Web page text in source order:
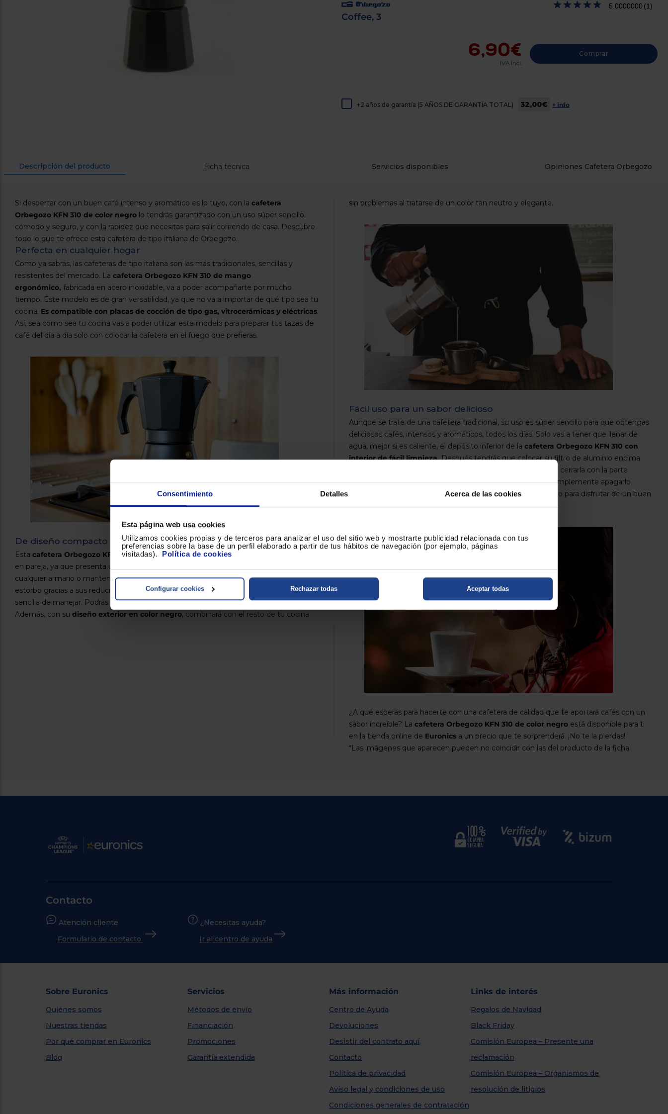
Consentimiento Detalles Acerca de las cookies
Esta página web usa cookies
Utilizamos cookies propias y de terceros para analizar el uso del sitio web y mostrarte publicidad relacionada con tus
preferencias sobre la base de un perfil elaborado a partir de tus hábitos de navegación (por ejemplo, páginas
visitadas). Política de cookies
Rechazar todas
Configurar cookies Aceptar todas
de
dispositivos
táctiles
5.0000000 (1)
Coffee, 3
6,90€
IVA Incl.
Comprar
+2 años de garantía (5 AÑOS DE GARANTÍA TOTAL) 32,00€ + info
Descripción del producto Ficha técnica Servicios disponibles Opiniones Cafetera Orbegozo
Si despertar con un buen café intenso y aromático es lo tuyo, con la cafetera
Orbegozo KFN 310 de color negro lo tendrás garantizado con un uso súper sencillo,
cómodo y seguro, y con la rapidez que necesitas para salir corriendo de casa. Descubre
todo lo que te ofrece esta cafetera de tipo italiana de Orbegozo.
Perfecta en cualquier hogar
Como ya sabrás, las cafeteras de tipo italiana son las más tradicionales, sencillas y
resistentes del mercado. La cafetera Orbegozo KFN 310 de mango
ergonómico, fabricada en acero inoxidable, va a poder acompañarte por mucho
tiempo. Este modelo es de gran versatilidad, ya que no va a importar de qué tipo sea tu
cocina. Es compatible con placas de cocción de tipo gas, vitrocerámicas y eléctricas.
Así, sea como sea tu cocina vas a poder utilizar este modelo para preparar tus tazas de
café del día a día solo con colocar la cafetera en el fuego que prefieras.
De diseño compacto y elegante
Esta cafetera Orbegozo KFN 310 con válvula de seguridades perfecta si vives solo o
en pareja, ya que presenta un
cualquier armario o mantenerla en la encimera de tu cocina sin que suponga un
estorbo gracias a sus reducidas medidas. Es también muy ligera para que te sea muy
sencilla de manejar. Podrás preparar hasta 3 tazas de café en a penas unos minutos.
Además, con su diseño exterior en color negro, combinará con el resto de tu cocina
sin problemas al tratarse de un color tan neutro y elegante.
Fácil uso para un sabor delicioso
Aunque se trate de una cafetera tradicional, su uso es súper sencillo para que obtengas
deliciosos cafés, intensos y aromáticos, todos los días. Solo vas a tener que llenar de
agua, mejor si es caliente, el depósito inferior de la cafetera Orbegozo KFN 310 con
interior de fácil limpieza.Después tendrás que colocar su filtro de aluminio encima
con tu café molido favorito, prensándolo muy ligeramente, y cerrarla con la parte
superior. Ahora ya puedes colocar la cafetera en el fuego y simplemente apagarlo
cuando haya salido todo. Ya tendrás tu delicioso café calentito para disfrutar de un buen
desayuno, almuerzo o merienda.
¿A qué esperas para hacerte con una cafetera de calidad que te aportará cafés con un
sabor increíble? La cafetera Orbegozo KFN 310 de color negro está disponible para ti
en la tienda online de Euronics a un precio que te sorprenderá. ¡No te la pierdas!
*Las imágenes que aparecen pueden no coincidir con las del producto de la ficha.
Contacto
Atención cliente
Formulario de contacto
¿Necesitas ayuda?
Ir al centro de ayuda
Sobre Euronics
Quiénes somos
Nuestras tiendas
Por qué comprar en Euronics
Blog
Servicios
Métodos de envío
Financiación
Promociones
Garantía extendida
Más información
Centro de Ayuda
Devoluciones
Desistir del contrato aquí
Contacto
Política de privacidad
Aviso legal y condiciones de uso
Condiciones generales de contratación
Links de interés
Regalos de Navidad
Black Friday
Comisión Europea – Presente una
reclamación
Comisión Europea – Organismos de
resolución de litigios